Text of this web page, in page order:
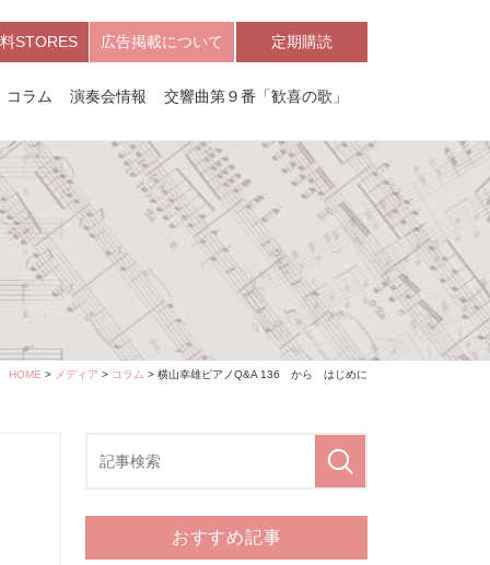
STORES 広告掲載について 定期購読
コラム 演奏会情報 交響曲第９番「歓喜の歌」
HOME > メディア > コラム > 横山幸雄ピアノQ&A 136 から はじめに
おすすめ記事